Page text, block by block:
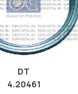
DT
4.20461